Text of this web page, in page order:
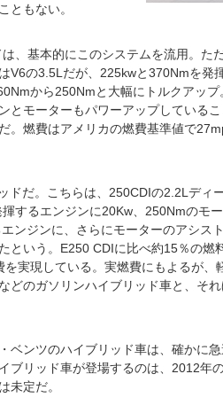
ともない。
、基本的にこのシステムを流用。た
V6の3.5Lだが、225kwと370Nmを発
から250Nmと大幅にトルクアップ
とモーターもパワーアップしている
。燃費はアメリカの燃費基準値で
ドだ。こちらは、250CDIの2.2Lディ
するエンジンに20Kw、250Nmのモ
ンジンに、さらにモーターのアシス
という。E250 CDIに比べ約15％の燃
実現している。実燃費にもよるが、
どのガソリンハイブリッド車と、そ
ベンツのハイブリッド車は、確かに
ブリッド車が登場するのは、2012年
未定だ。